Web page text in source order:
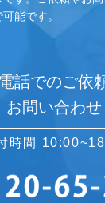
能です。
話でのご依
お問い合わせ
時間